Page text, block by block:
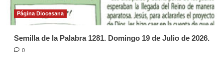
Página Diocesana
Semilla de la Palabra 1281. Domingo 19 de Julio de 2026.
0